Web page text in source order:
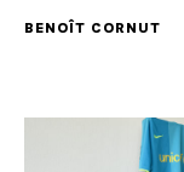
BENOÎT CORNUT